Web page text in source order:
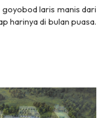
goyobod laris manis dari
harinya di bulan puasa.